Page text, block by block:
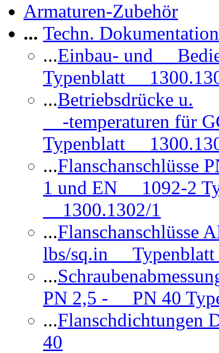
Armaturen-Zubehör
... Techn.
...Einbau- und
Typenblatt
...Betriebsdrücke u.
-temperaturen für
Typenblatt
...
1 und EN 1092-2
1300.1302/1
...
lbs/sq.in Typenblatt
...
PN 2,5 - PN 40
...
40